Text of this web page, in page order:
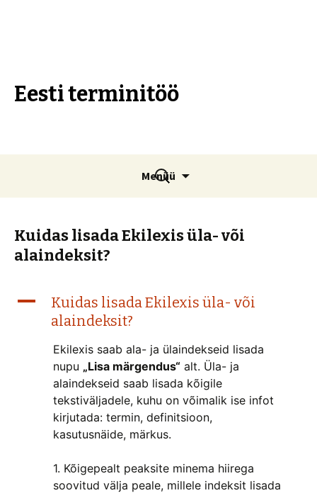
Eesti terminitöö
Menüü
juurde
Otsi:
Kuidas lisada Ekilexis üla- või
alaindeksit?
A
Kuidas lisada Ekilexis üla- või
alaindeksit?
Ekilexis saab ala- ja ülaindekseid lisada
nupu „Lisa märgendus“ alt. Üla- ja
alaindekseid saab lisada kõigile
tekstiväljadele, kuhu on võimalik ise infot
kirjutada: termin, definitsioon,
kasutusnäide, märkus.
1. Kõigepealt peaksite minema hiirega
soovitud välja peale, millele indeksit lisada